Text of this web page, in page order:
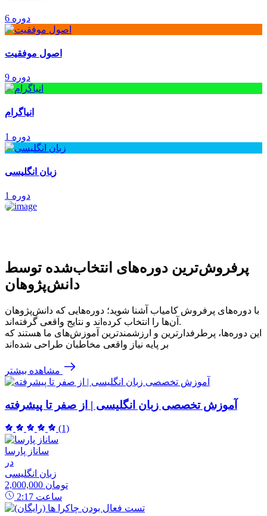
6 دوره
اصول موفقیت
9 دوره
انیاگرام
1 دوره
زبان انگلیسی
1 دوره
پرفروش‌ترین‌ دوره‌های انتخاب‌شده توسط
دانش‌پژوهان
با دوره‌های پرفروش کامیاب آشنا شوید؛ دوره‌هایی که دانش‌پژوهان
آن‌ها را انتخاب کرده‌اند و نتایج واقعی گرفته‌اند.
این دوره‌ها، پرطرفدارترین و ارزشمندترین آموزش‌های ما هستند که
بر پایه نیاز واقعی مخاطبان طراحی شده‌اند
مشاهده بیشتر
آموزش تخصصی زبان انگلیسی | از صفر تا پیشرفته
(1)
ساناز پارسا
در
زبان انگلیسی
2,000,000 تومان
2:17 ساعت